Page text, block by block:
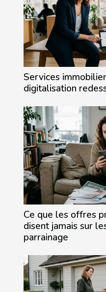
Services
digitalisation
Ce que les offres
disent jamais sur
parrainage